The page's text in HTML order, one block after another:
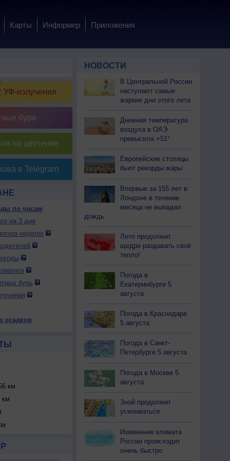
Карты Информер Приложения
УФ-излучения
бури
на цветение
в Telegram
по часам
на 3 дня
неделю
бурь
осадков
км
км
НОВОСТИ
В Центральной России
наступают самые
жаркие дни этого лета
Дневная температура
воздуха в ОАЭ
превысила +51°
Европейские столицы
бьют рекорды жары
Впервые за 155 лет в
Лондоне в течение
месяца не выпадал
дождь
Лето продолжит
щедро раздавать своё
тепло!
Погода в
Екатеринбурге 5
августа
Погода в Краснодаре
5 августа
Погода в Санкт-
Петербурге 5 августа
Погода в Москве 5
августа
Зной продолжит
усиливаться
Изменение климата
России происходит
очень быстро